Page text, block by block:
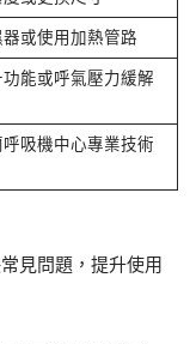
或使用加熱管路
能或呼氣壓力緩解
吸機中心專業技術
見問題，提升使用